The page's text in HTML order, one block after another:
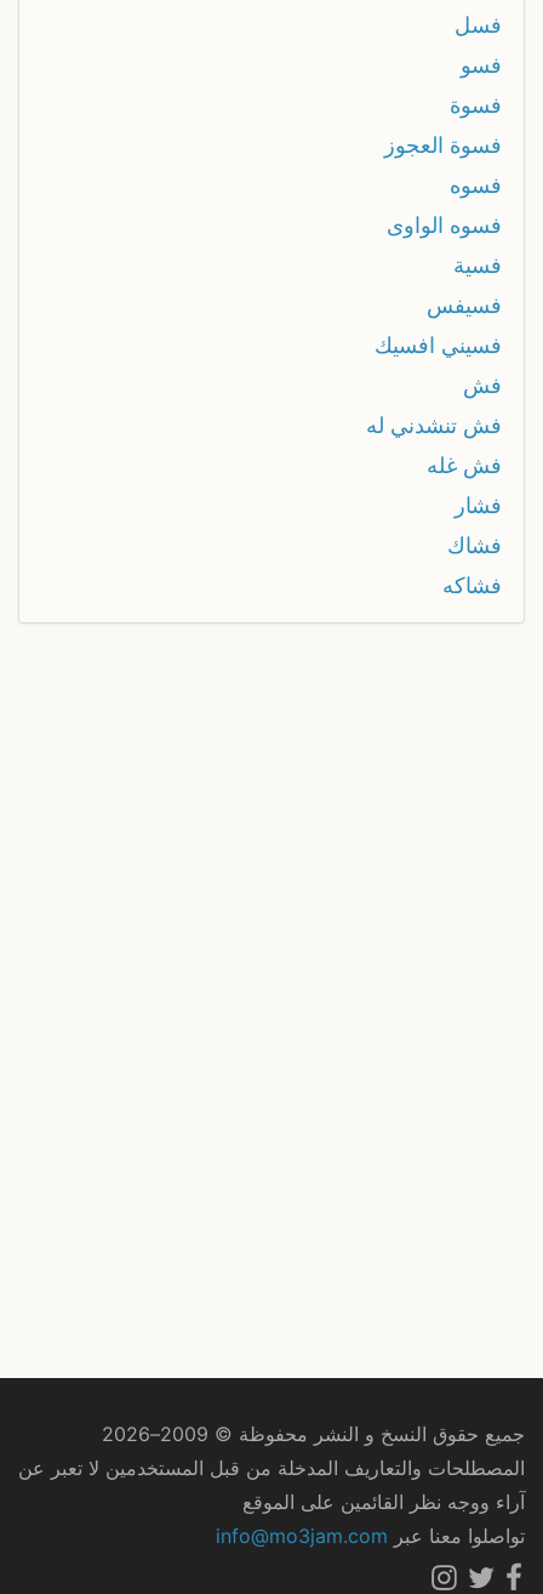
فسل
فسو
فسوة
فسوة العجوز
فسوه
فسوه الواوی
فسية
فسيفس
فسيني افسيك
فش
فش تنشدني له
فش غله
فشار
فشاك
فشاكه
جميع حقوق النسخ و النشر محفوظة © 2009–2026
المصطلحات والتعاريف المدخلة من قبل المستخدمين لا تعبر عن
آراء ووجه نظر القائمين على الموقع
تواصلوا معنا عبر info@mo3jam.com